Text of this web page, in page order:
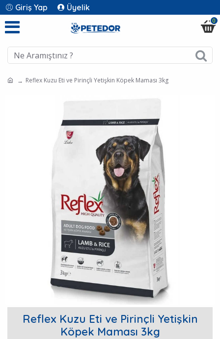
Giriş Yap Üyelik
0
Reflex Kuzu Eti ve Pirinçli Yetişkin Köpek Maması 3kg
Reflex Kuzu Eti ve Pirinçli Yetişkin
Köpek Maması 3kg